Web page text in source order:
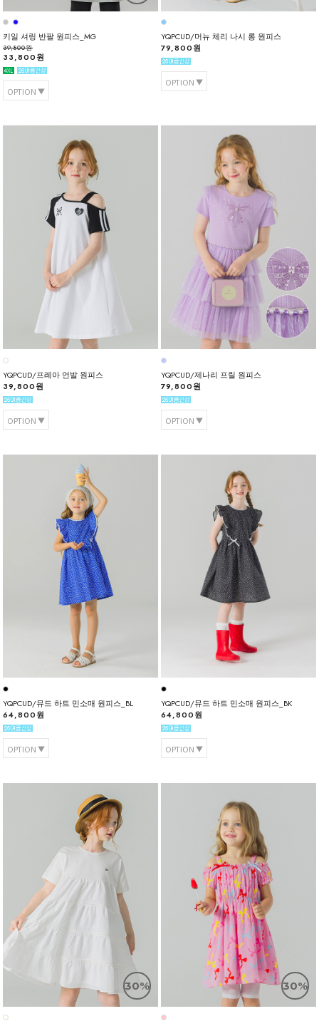
키일 셔링 반팔 원피스_MG
39,800원
33,800원
OPTION
YQPCUD/머뉴 체리 나시 롱 원피스
79,800원
OPTION
YQPCUD/프레아 언발 원피스
39,800원
OPTION
YQPCUD/제나리 프릴 원피스
79,800원
OPTION
YQPCUD/뮤드 하트 민소매 원피스_BL
64,800원
OPTION
YQPCUD/뮤드 하트 민소매 원피스_BK
64,800원
OPTION
30% 30%